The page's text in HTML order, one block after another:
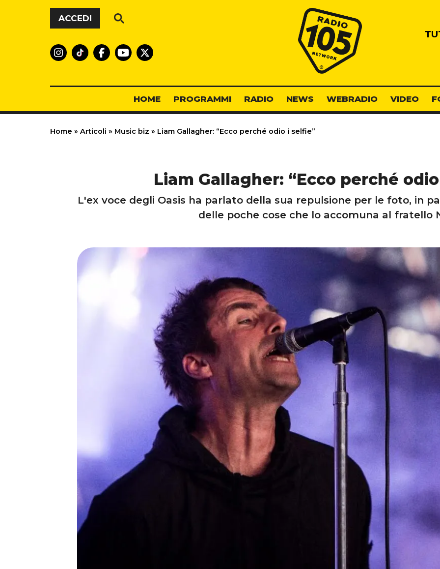
Vai al contenuto
ACCEDI
Radio 105
HOME PROGRAMMI RADIO NEWS WEBRADIO VIDEO
Home » Articoli » Music biz » Liam Gallagher: “Ecco perché odio i selfie”
Liam Gallagher: “Ecco perché
L'ex voce degli Oasis ha parlato della sua repulsione per le foto, in
delle poche cose che lo accomuna al fratello